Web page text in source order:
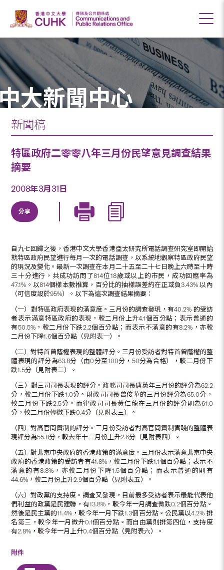
大新聞中心
新聞稿
特區政府二零零八年三月份民望意見調查結果
摘要
2008年3月31日
分享
自九七回歸之後，香港中文大學香港亞太研究所電話調查研究室即開始
就特區政府民望進行每月一次的電話調查，以系統地觀察特區政府民望
的現況及變化。最新一次調查在本月二十五至二十七日晚上六時至十時
三十分進行，共成功訪問了814位18歲或以上的市民，成功回應率為
47.1%。以814個樣本數推算，百分比的抽樣誤差約在正或負3.43% 以內
（可信度設於95%）。以下為這次調查結果摘要：
（一）對特區政府表現的滿意度。三月份的調查發現，有40.2% 的受訪
者表示滿意特區政府的表現，較二月份上升4.1個百分點；表示普通的
有50.5%，較二月份下跌2.2個百分點；而表示不滿意的有8.2%，亦較
二月份下降1.6個百分點（見附表一）。
（二）對特首曾蔭權表現的整體評分。三月份受訪者對特首曾蔭權的整
體表現的評分為63.8分（由0分至100分，50分為合格），較二月份下
跌1.5分（見附表二）。
（三）對三司司長表現的評分。政務司司長唐英年三月份的評分為62.2
分，較二月份下跌1.0分。財政司司長曾俊華的三月份評分為65.0分，
較二月份下跌2.5分。而律政司司長黃仁龍在三月份的評分則為61.0
分，較二月份輕微下跌0.4分（見附表三）。
（四）對高官問責制的評分。三月份受訪者對高官問責制實踐的整體表
現評分為55.8分，較去年十二月份上升2.6分（見附表四）。
（五）對北京中央政府的香港政策的滿意度。三月份表示滿意北京中央
政府的香港政策的受訪者有41.8%，較二月份下跌1.1個百分點；表示不
滿意的有8.8%，亦較二月份下降1.5個百分點；而表示普通的則有
44.6%，較二月份上升2.9個百分點（見附表五）。
（六）對政黨的支持度。調查又發現，目前最多受訪者表示最能代表他
們利益的政黨是民建聯，有13.8%，較今年一月調查微跌0.2個百分點。
然後是民主黨的11.4%，較今年一月下跌1.3個百分點。公民黨以4.2% 排
名第三，較今年一月微升0.1個百分點。而自由黨則排第四位，支持度
有2.8%，較今年一月上升0.4個百分點（見附表六）。
附件